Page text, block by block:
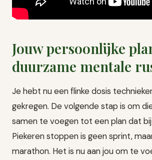
Jouw persoonlijke
duurzame mentale
Je hebt nu een flinke dosis
gekregen. De volgende stap is om
samen te voegen tot een plan dat
Piekeren stoppen is geen sprint,
marathon. Het is nu aan jou om te